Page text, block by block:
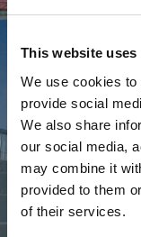
This website uses
We use cookies
provide social
We also share
our social media,
may combine it
provided to them
of their services.